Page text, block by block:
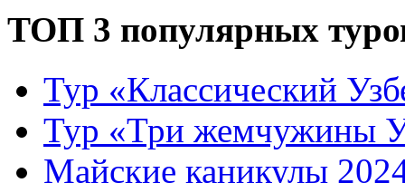
ТОП 3 популярных
Тур «Классический
Тур «Три жемчужины
Майские каникулы